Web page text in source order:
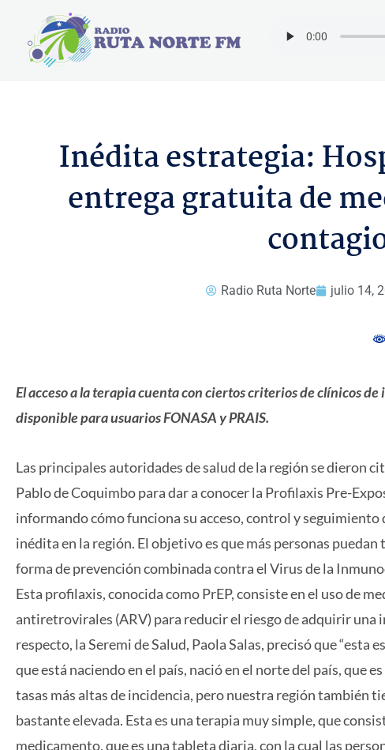
Inédita estrategia:
entrega gratuita de
Radio Ruta Norte julio 14,
El acceso a la terapia cuenta con ciertos criterios de clínicos
disponible para usuarios FONASA y PRAIS.
Las principales autoridades de salud de la región se dieron
Pablo de Coquimbo para dar a conocer la Profilaxis Pre-
informando cómo funciona su acceso, control y seguimiento
inédita en la región. El objetivo es que más personas puedan
forma de prevención combinada contra el Virus de la
Esta profilaxis, conocida como PrEP, consiste en el uso de
antiretrovirales (ARV) para reducir el riesgo de adquirir una
respecto, la Seremi de Salud, Paola Salas, precisó que “esta
que está naciendo en el país, nació en el norte del país, que
tasas más altas de incidencia, pero nuestra región también
bastante elevada. Esta es una terapia muy simple, que
medicamento, que es una tableta diaria, con la cual las